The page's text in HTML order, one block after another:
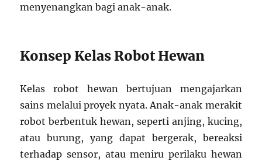
menyenangkan bagi anak-anak.
Konsep Kelas Robot Hewan
Kelas robot hewan bertujuan mengajarkan
sains melalui proyek nyata. Anak-anak merakit
robot berbentuk hewan, seperti anjing, kucing,
atau burung, yang dapat bergerak, bereaksi
terhadap sensor, atau meniru perilaku hewan